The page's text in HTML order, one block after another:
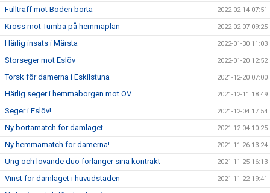
Fullträff mot Boden borta 2022-02-14 07:51
Kross mot Tumba på hemmaplan 2022-02-07 09:25
Härlig insats i Märsta 2022-01-30 11:03
Storseger mot Eslöv 2022-01-20 12:52
Torsk för damerna i Eskilstuna 2021-12-20 07:00
Härlig seger i hemmaborgen mot OV 2021-12-11 18:49
Seger i Eslöv! 2021-12-04 17:54
Ny bortamatch för damlaget 2021-12-04 10:25
Ny hemmamatch för damerna! 2021-11-26 13:24
Ung och lovande duo förlänger sina kontrakt 2021-11-25 16:13
Vinst för damlaget i huvudstaden 2021-11-22 19:41